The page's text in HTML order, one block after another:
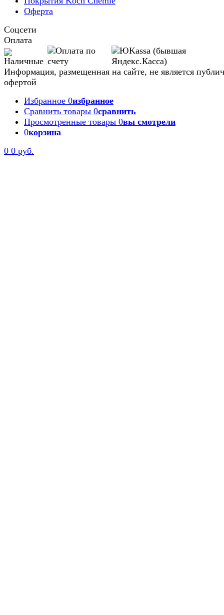
Оферта
Соцсети
Оплата
Информация, размещенная на сайте, не является
офертой
Избранное 0избранное
Сравнить товары 0сравнить
Просмотренные товары 0вы смотрели
0корзина
0 0 руб.Задать вопрос